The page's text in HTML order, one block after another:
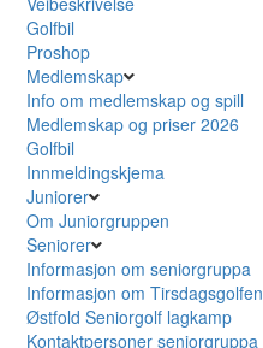
Golfbil
Proshop
Medlemskap
Info om medlemskap og spill
Medlemskap og priser 2026
Golfbil
Innmeldingskjema
Juniorer
Om Juniorgruppen
Seniorer
Informasjon om seniorgruppa
Informasjon om Tirsdagsgolfen
Østfold Seniorgolf lagkamp
Kontaktpersoner seniorgruppa